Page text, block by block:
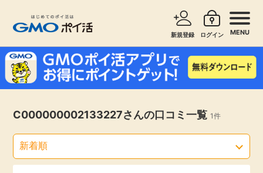
新規登録 ログイン MENU
お知らせ
新着
サービスで探す ショッピングで探す
旅行・レンタカー
C000000002133227さんの口コミ一覧 1件